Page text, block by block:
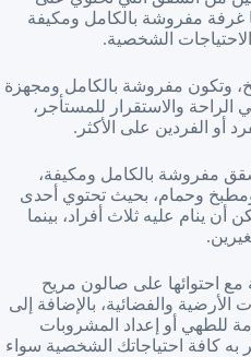
غرفة مفروشة بالكامل ومكيفة
الشخصية.
وتكون مفروشة بالكامل ومجهزة
الراحة والاستقرار للمستأجر،
أو الفردين على الأكثر.
مفروشة بالكامل ومكيفة،
وحمام، بحيث تحتوي أحدى
أن ينام عليه ثلاث أفراد، بينما
احتوائها على صالون مريح
والفضائية، بالإضافة إلى
للطهي أو إعداد المشروبات
به كافة احتياجاتك الشخصية سواء